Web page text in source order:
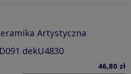
Artystyczna
dekU4830
46,80 zł